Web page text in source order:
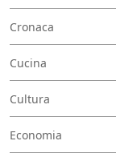
Cronaca
Cucina
Cultura
Economia